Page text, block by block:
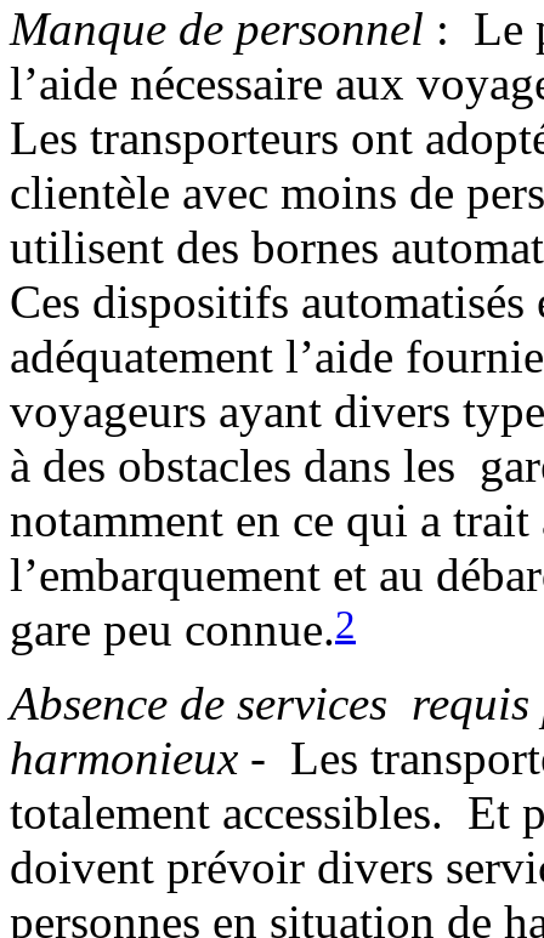
Manque de personnel : Le
l’aide nécessaire aux
Les transporteurs ont
clientèle avec moins de
utilisent des bornes
Ces dispositifs
adéquatement l’aide
voyageurs ayant divers
à des obstacles dans les
notamment en ce qui a trait
l’embarquement et au
gare peu connue.2
Absence de services
harmonieux - Les
totalement accessibles. Et
doivent prévoir divers
personnes en situation de